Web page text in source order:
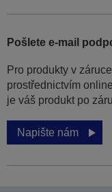
Pošlete e-mail
Pro produkty v
prostřednictvím
je váš produkt po
Napište nám